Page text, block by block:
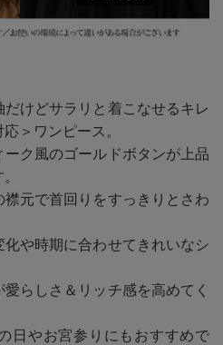
けどサラリと着こなせるキレ
＞ワンピース。
ク風のゴールドボタンが上品
襟元で首回りをすっきりとさわ
や時期に合わせてきれいなシ
らしさ＆リッチ感を高めてく
日やお宮参りにもおすすめで